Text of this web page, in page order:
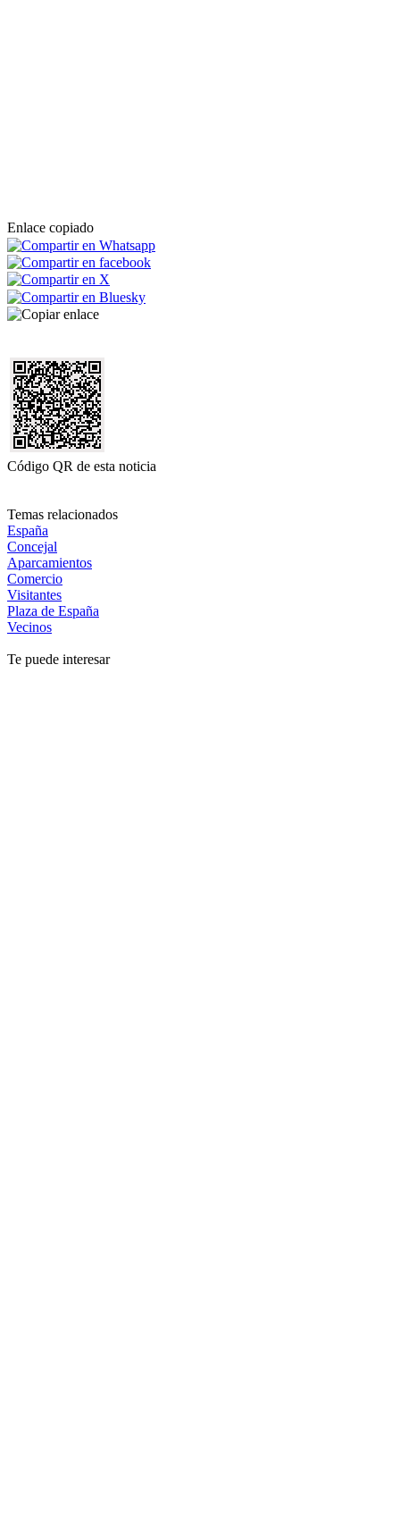
Enlace copiado
Código QR de esta noticia
Temas relacionados
España
Concejal
Aparcamientos
Comercio
Visitantes
Plaza de España
Vecinos
Te puede interesar